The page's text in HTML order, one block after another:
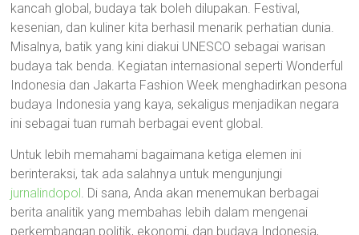
kancah global, budaya tak boleh dilupakan. Festival,
kesenian, dan kuliner kita berhasil menarik perhatian dunia.
Misalnya, batik yang kini diakui UNESCO sebagai warisan
budaya tak benda. Kegiatan internasional seperti Wonderful
Indonesia dan Jakarta Fashion Week menghadirkan pesona
budaya Indonesia yang kaya, sekaligus menjadikan negara
ini sebagai tuan rumah berbagai event global.
Untuk lebih memahami bagaimana ketiga elemen ini
berinteraksi, tak ada salahnya untuk mengunjungi
jurnalindopol. Di sana, Anda akan menemukan berbagai
berita analitik yang membahas lebih dalam mengenai
perkembangan politik, ekonomi, dan budaya Indonesia,